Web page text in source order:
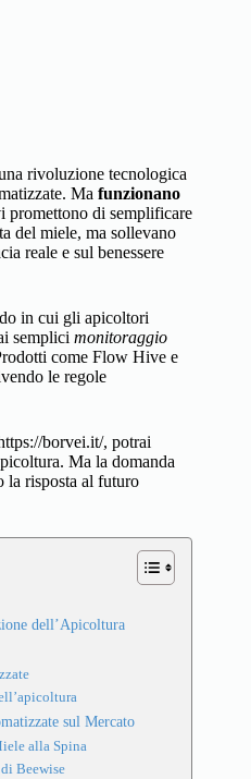
rivoluzione tecnologica
Ma funzionano
promettono di semplificare
del miele, ma sollevano
reale e sul benessere
in cui gli apicoltori
semplici monitoraggio
come Flow Hive e
le regole
borvei.it/, potrai
Ma la domanda
la risposta al futuro
dell’Apicoltura
sul Mercato
alla Spina
Beewise